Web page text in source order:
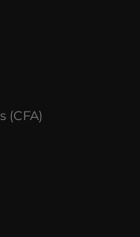
(CFA)